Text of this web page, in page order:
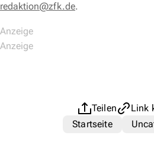
redaktion@zfk.de.
Teilen
Link
Startseite